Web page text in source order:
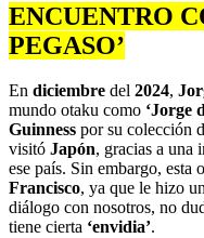
ENCUENTRO
PEGASO’
En diciembre del 2024,
mundo otaku como ‘Jorge
Guinness por su colección
visitó Japón, gracias a una
ese país. Sin embargo, esta
Francisco, ya que le hizo
diálogo con nosotros, no
tiene cierta ‘envidia’.